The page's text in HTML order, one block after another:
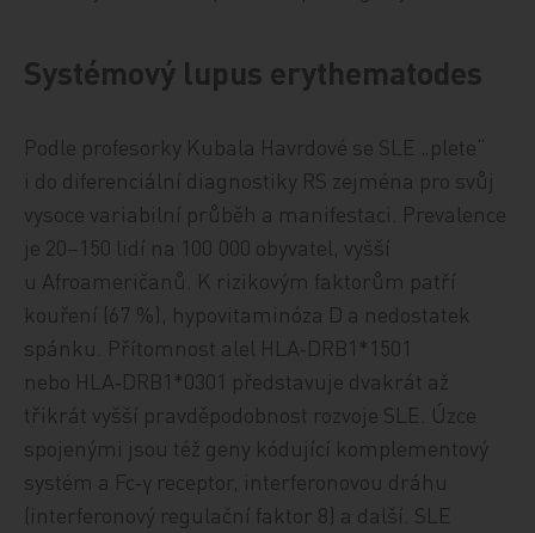
Systémový lupus erythematodes
Podle profesorky Kubala Havrdové se SLE „plete“
i do diferenciální diagnostiky RS zejména pro svůj
vysoce variabilní průběh a manifestaci. Prevalence
je 20–150 lidí na 100 000 obyvatel, vyšší
u Afroameričanů. K rizikovým faktorům patří
kouření (67 %), hypovitaminóza D a nedostatek
spánku. Přítomnost alel HLA‑DRB1*1501
nebo HLA‑DRB1*0301 představuje dvakrát až
třikrát vyšší pravděpodobnost rozvoje SLE. Úzce
spojenými jsou též geny kódující komplementový
systém a Fc‑γ receptor, interferonovou dráhu
(interferonový regulační faktor 8) a další. SLE